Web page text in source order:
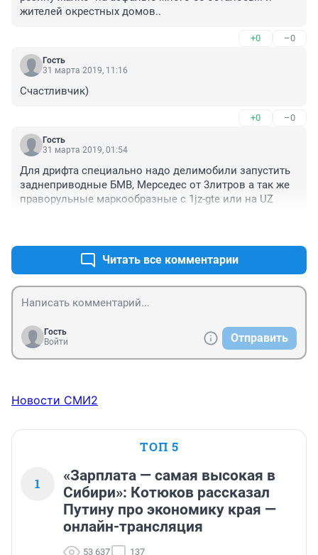
жителей окрестных домов..
+0 –0
Гость
31 марта 2019, 11:16
Cчастливчик)
+0 –0
Гость
31 марта 2019, 01:54
Для дрифта специально надо делимобили запустить
заднеприводные БМВ, Мерседес от 3литров а так же
праворульные маркообразные с 1jz-gte или на UZ
Читать все комментарии
Гость
Войти
Отправить
Новости СМИ2
ТОП 5
1
«Зарплата — самая высокая в
Сибири»: Котюков рассказал
Путину про экономику края —
онлайн-трансляция
53 637 137